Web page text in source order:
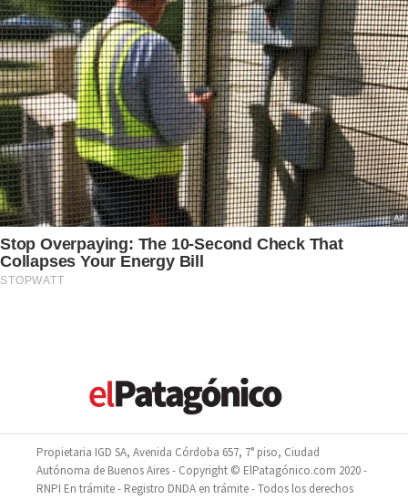
Propietaria IGD SA, Avenida Córdoba 657, 7° piso, Ciudad
Autónoma de Buenos Aires - Copyright © ElPatagónico.com 2020 -
RNPI En trámite - Registro DNDA en trámite - Todos los derechos